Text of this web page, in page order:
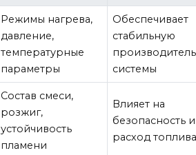
Режимы нагрева,
давление,
температурные
параметры
Обеспечивает
стабильную
системы
Состав смеси,
розжиг,
устойчивость
пламени
Влияет на
безопасность и
расход